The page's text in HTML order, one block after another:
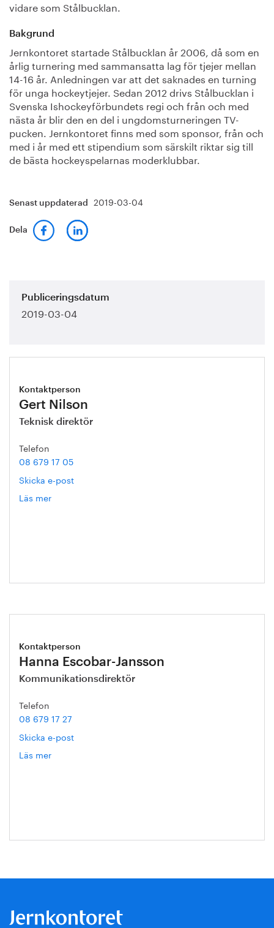
vidare som Stålbucklan.
Bakgrund
Jernkontoret startade Stålbucklan år 2006, då som en
årlig turnering med sammansatta lag för tjejer mellan
14-16 år. Anledningen var att det saknades en turning
för unga hockeytjejer. Sedan 2012 drivs Stålbucklan i
Svenska Ishockeyförbundets regi och från och med
nästa år blir den en del i ungdomsturneringen TV-
pucken. Jernkontoret finns med som sponsor, från och
med i år med ett stipendium som särskilt riktar sig till
de bästa hockeyspelarnas moderklubbar.
Senast uppdaterad 2019-03-04
Dela
Publiceringsdatum
2019-03-04
Kontaktperson
Gert Nilson
Teknisk direktör
Telefon
08 679 17 05
Skicka e-post
Läs mer
Kontaktperson
Hanna Escobar-Jansson
Kommunikationsdirektör
Telefon
08 679 17 27
Skicka e-post
Läs mer